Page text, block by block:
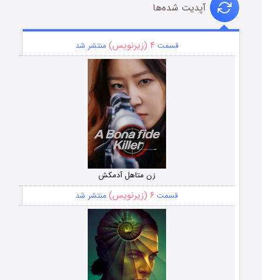
آپدیت شده‌ها
قسمت۴ (زیرنویس) منتشر شد
زن متاهل آدمکش
قسمت ۶ (زیرنویس) منتشر شد